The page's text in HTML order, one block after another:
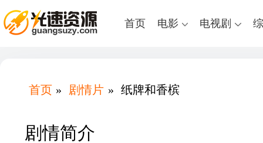
首页 电影 电视剧
首页 » 剧情片 » 纸牌和香槟
剧情简介